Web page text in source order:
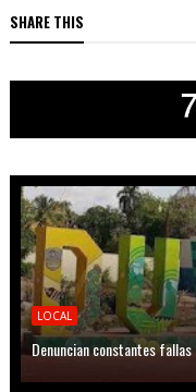
SHARE THIS
LOCAL
Denuncian constantes